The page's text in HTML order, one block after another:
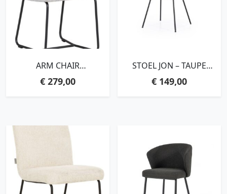
ARM CHAIR
POLARIS LIGHT GREY
€279,00
STOEL JON – TAUPE
€ 149,00